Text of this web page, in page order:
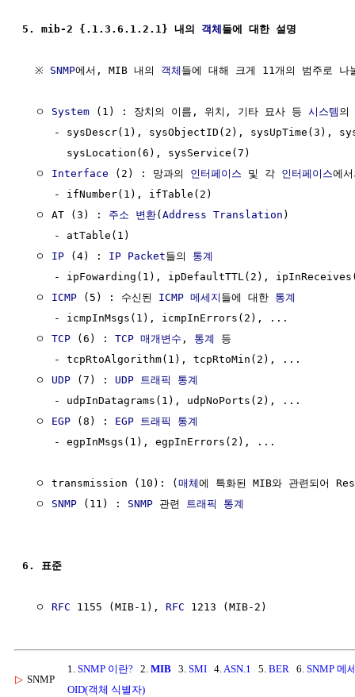
5. mib-2 {.1.3.6.1.2.1} 내의 객체들에 대한 설명
  ※
SNMP에서, MIB 내의 객체 들에 대해 크게 11개의 범주로 나
  ㅇ
System (1) : 장치의 이름, 위치, 기타 묘사 등 시스템 의
- sysDescr(1), sysObjectID(2), sysUpTime(3),
       sysLocation(6), sysService(7)
  ㅇ
Interface (2) : 망과의 인터페이스 및 각 인터페이스에
     - ifNumber(1), ifTable(2)
  ㅇ AT (3) :
주소 변환(Address Translation )
     - atTable(1)
  ㅇ
IP (4) : IP Packet들의 통계
- ipFowarding(1), ipDefaultTTL(2),
  ㅇ
ICMP (5) : 수신된 ICMP 메세지 들에 대한 통계
     - icmpInMsgs(1), icmpInErrors(2), ...
  ㅇ
TCP (6) : TCP 매개변수 , 통계
등
     - tcpRtoAlgorithm(1), tcpRtoMin(2), ...
  ㅇ
UDP (7) : UDP 트래픽
통계
     - udpInDatagrams(1), udpNoPorts(2), ...
  ㅇ
EGP (8) : EGP 트래픽
통계
     - egpInMsgs(1), egpInErrors(2), ...
  ㅇ transmission (10): (
매체에 특화된 MIB와 관련되어
  ㅇ
SNMP (11) : SNMP 관련 트래픽 통계
6. 표준
  ㅇ
RFC 1155 (MIB-1), RFC
▷ SNMP
1. SNMP 이란? 2. MIB 3. SMI 4. ASN.1 5. BER 6. SNMP 메
OID(객체 식별자)